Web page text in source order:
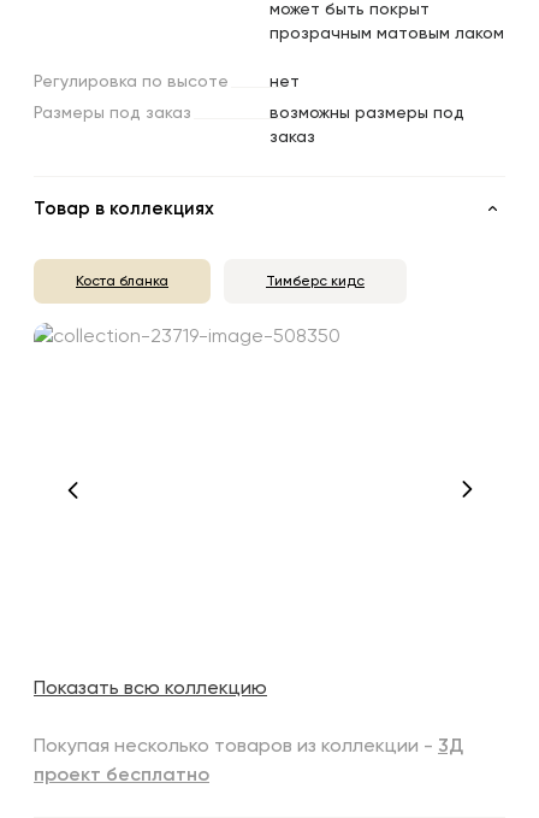
может быть покрыт
прозрачным матовым лаком
Регулировка по высоте
нет
Размеры под заказ
возможны размеры под
заказ
Товар в коллекциях
Коста бланка Тимберс кидс
Показать всю коллекцию
Покупая несколько товаров из коллекции - 3Д
проект бесплатно